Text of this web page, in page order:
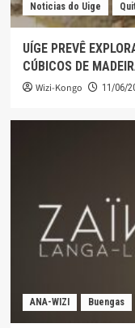
Noticias do Uige
UÍGE PREVÊ
CÚBICOS DE
Wizi-Kongo 11/06/
ANA-WIZI Buengas